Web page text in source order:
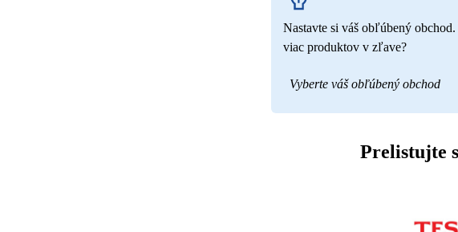
Nastavte si váš obľúbený
viac produktov v zľave?
Vyberte váš obľúbený obchod
Prelistujte